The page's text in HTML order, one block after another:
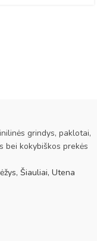
grindys, paklotai,
bei kokybiškos prekės
Šiauliai, Utena